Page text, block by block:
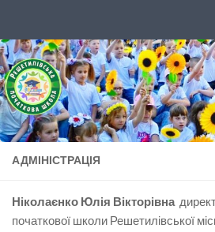
АДМІНІСТРАЦІЯ
Ніколаєнко Юлія Вікторівна
початкової школи Решетилівської